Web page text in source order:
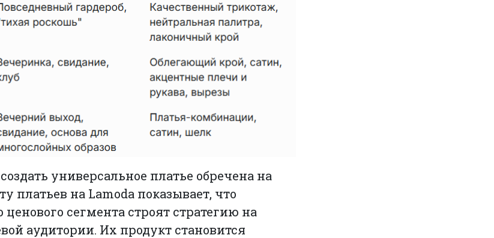
универсальное платье обречена на
платьев на Lamoda показывает, что
сегмента строят стратегию на
аудитории. Их продукт становится